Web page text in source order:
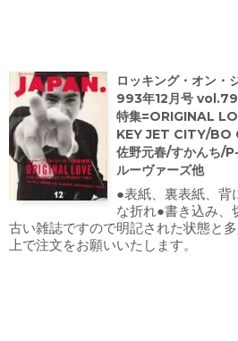
ロッキング・オン・
993年12月号
特集=ORIGINAL
KEY JET CITY/BO
佐野元春/すかんち/
ルーヴァーズ他
●表紙、裏表紙、背
な折れ●書き込み、
古い雑誌ですので明記された状態と
上で注文をお願いいたします。